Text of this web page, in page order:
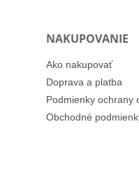
NAKUPOVANIE
Ako nakupovať
Doprava a platba
Podmienky ochrany
Obchodné